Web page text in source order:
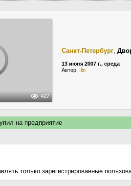
427
Санкт-Петербург,
13 июня 2007 г., среда
Автор: Ilin
на предприятие
только зарегистрированные